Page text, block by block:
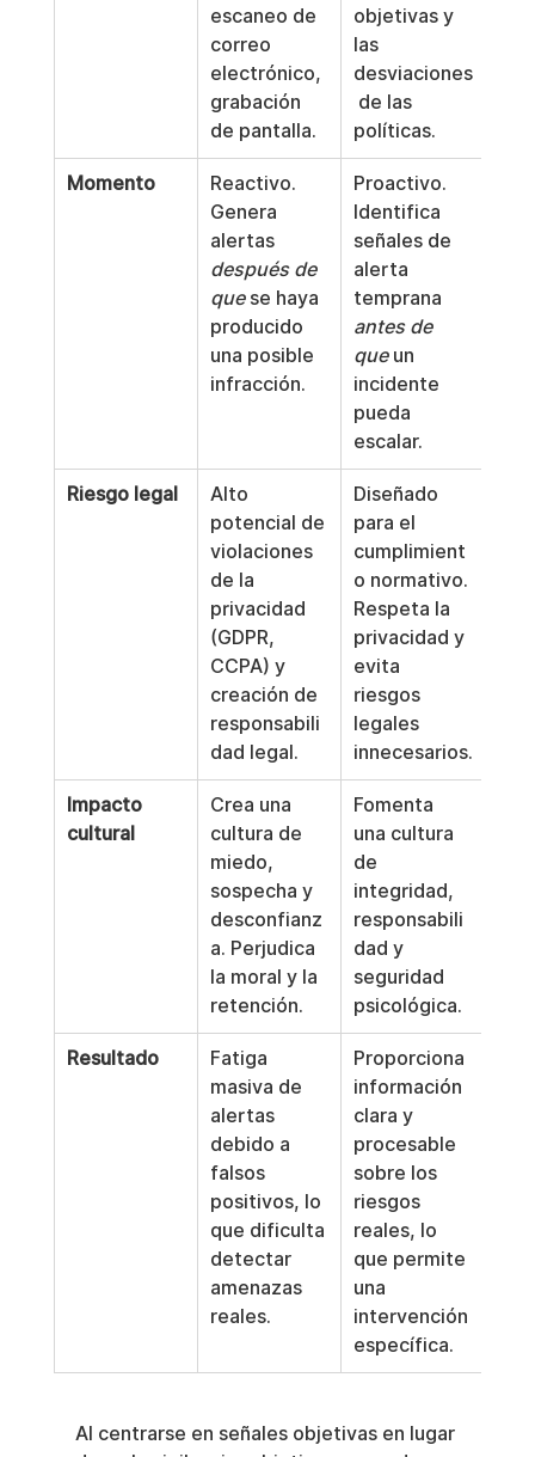
escaneo de
correo
electrónico,
grabación
de pantalla.
objetivas y
las
desviaciones
de las
políticas.
Momento
Reactivo.
Genera
alertas
después de
que se haya
producido
una posible
infracción.
Proactivo.
Identifica
señales de
alerta
temprana
antes de
que un
incidente
pueda
escalar.
Riesgo legal
Alto
potencial de
violaciones
de la
privacidad
(GDPR,
CCPA) y
creación de
responsabili
dad legal.
Diseñado
para el
cumplimient
o normativo.
Respeta la
privacidad y
evita
riesgos
legales
innecesarios.
Impacto
cultural
Crea una
cultura de
miedo,
sospecha y
desconfianz
a. Perjudica
la moral y la
retención.
Fomenta
una cultura
de
integridad,
responsabili
dad y
seguridad
psicológica.
Resultado
Fatiga
masiva de
alertas
debido a
falsos
positivos, lo
que dificulta
detectar
amenazas
reales.
Proporciona
información
clara y
procesable
sobre los
riesgos
reales, lo
que permite
una
intervención
específica.
Al centrarse en señales objetivas en lugar